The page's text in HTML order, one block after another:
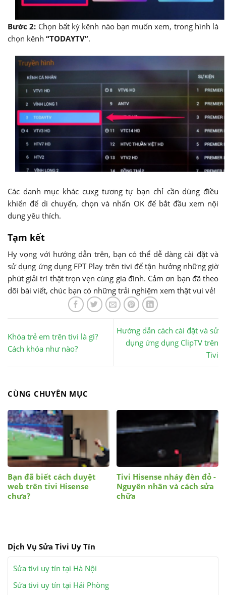
Bước 2: Chọn bất kỳ kênh nào bạn muốn xem, trong hình là
chọn kênh “TODAYTV”.
Các danh mục khác cuxg tương tự bạn chỉ cần dùng điều
khiển để di chuyển, chọn và nhấn OK để bắt đầu xem nội
dung yêu thích.
Tạm kết
Hy vọng với hướng dẫn trên, bạn có thể dễ dàng cài đặt và
sử dụng ứng dụng FPT Play trên tivi để tận hưởng những giờ
phút giải trí thật trọn vẹn cùng gia đình. Cảm ơn bạn đã theo
dõi bài viết, chúc bạn có những trải nghiệm xem thật vui vẻ!
Khóa trẻ em trên tivi là gì?
Cách khóa như nào?
Hướng dẫn cách cài đặt và sử
dụng ứng dụng ClipTV trên
Tivi
CÙNG CHUYÊN MỤC
Bạn đã biết cách duyệt
web trên tivi Hisense
chưa?
Tivi Hisense nháy đèn đỏ -
Nguyên nhân và cách sửa
chữa
Dịch Vụ Sửa Tivi Uy Tín
Sửa tivi uy tín tại Hà Nội
Sửa tivi uy tín tại Hải Phòng